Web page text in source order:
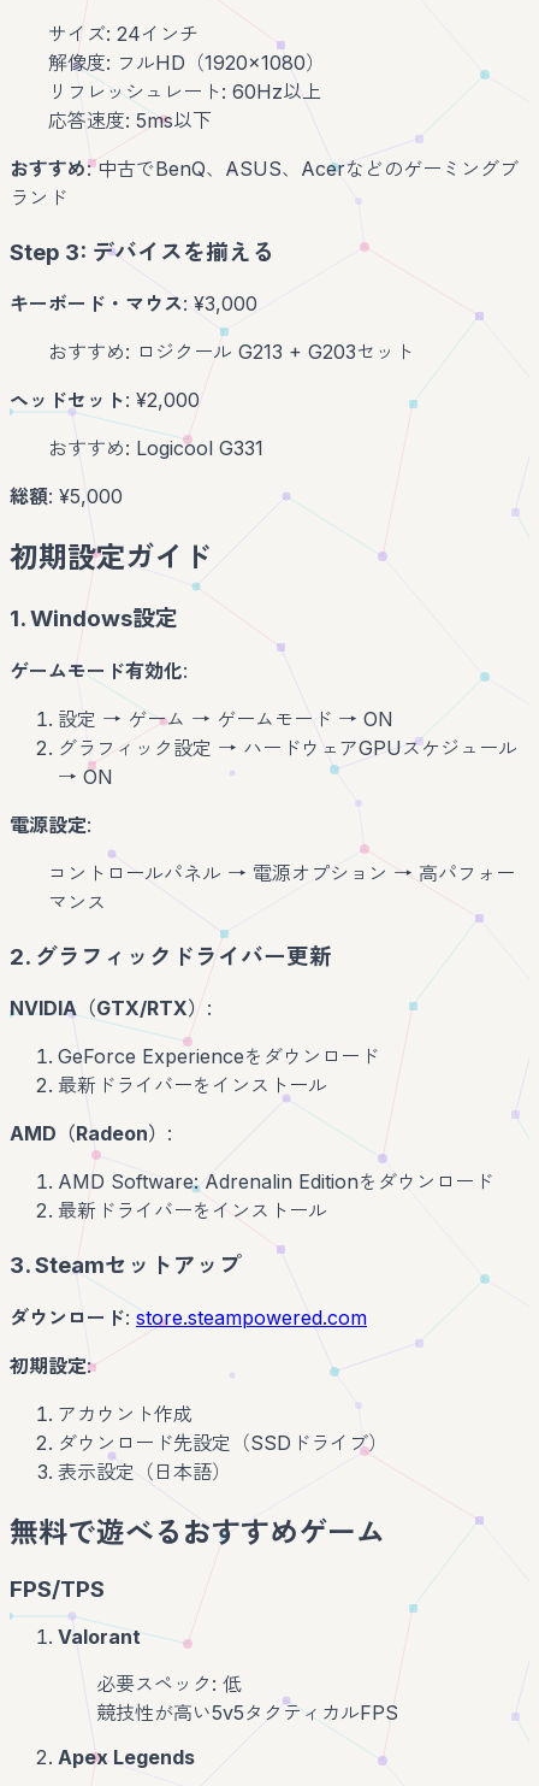
サイズ: 24インチ
解像度: フルHD（1920x1080）
リフレッシュレート: 60Hz以上
応答速度: 5ms以下
おすすめ: 中古でBenQ、ASUS、Acerなどのゲーミングブ
ランド
Step 3: デバイスを揃える
キーボード・マウス: ¥3,000
おすすめ: ロジクール G213 + G203セット
ヘッドセット: ¥2,000
おすすめ: Logicool G331
総額: ¥5,000
初期設定ガイド
1. Windows設定
ゲームモード有効化:
設定 → ゲーム → ゲームモード → ON
グラフィック設定 → ハードウェアGPUスケジュール
→ ON
電源設定:
コントロールパネル → 電源オプション → 高パフォー
マンス
2. グラフィックドライバー更新
NVIDIA（GTX/RTX） :
GeForce Experienceをダウンロード
最新ドライバーをインストール
AMD（Radeon） :
AMD Software: Adrenalin Editionをダウンロード
最新ドライバーをインストール
3. Steamセットアップ
ダウンロード: store.steampowered.com
初期設定:
アカウント作成
ダウンロード先設定（SSDドライブ）
表示設定（日本語）
無料で遊べるおすすめゲーム
FPS/TPS
Valorant
必要スペック: 低
競技性が高い5v5タクティカルFPS
Apex Legends